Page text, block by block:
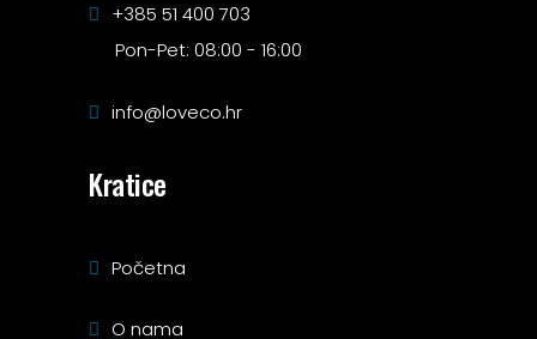
+385 51 400 703
Pon-Pet: 08:00 - 16:00
info@loveco.hr
Kratice
Početna
O nama